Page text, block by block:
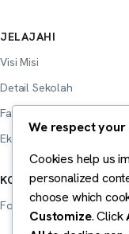
JELAJAHI
Visi Misi
Detail Sekolah
Fasilitas
Ekstrakurikuler
KONTAK
Form Kontak
We respect
Cookies help us
personalized
choose which
Customize. Click